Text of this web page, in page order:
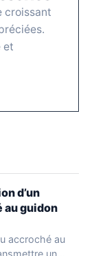
croissant
et
d’un
au guidon
accroché au
un